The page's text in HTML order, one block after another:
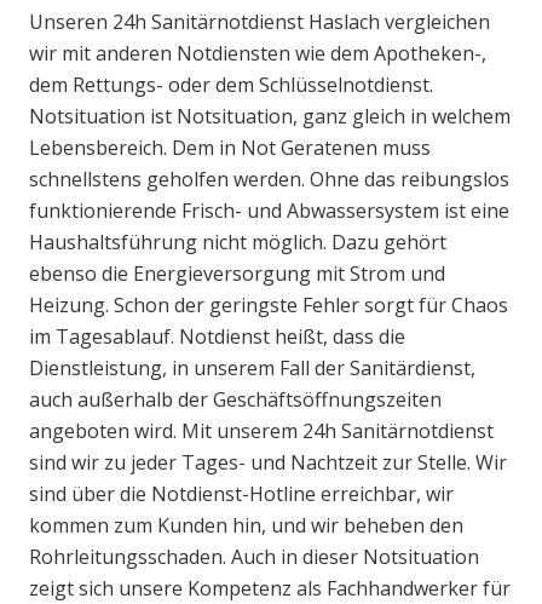
Unseren 24h Sanitärnotdienst Haslach vergleichen
wir mit anderen Notdiensten wie dem Apotheken-,
dem Rettungs- oder dem Schlüsselnotdienst.
Notsituation ist Notsituation, ganz gleich in welchem
Lebensbereich. Dem in Not Geratenen muss
schnellstens geholfen werden. Ohne das reibungslos
funktionierende Frisch- und Abwassersystem ist eine
Haushaltsführung nicht möglich. Dazu gehört
ebenso die Energieversorgung mit Strom und
Heizung. Schon der geringste Fehler sorgt für Chaos
im Tagesablauf. Notdienst heißt, dass die
Dienstleistung, in unserem Fall der Sanitärdienst,
auch außerhalb der Geschäftsöffnungszeiten
angeboten wird. Mit unserem 24h Sanitärnotdienst
sind wir zu jeder Tages- und Nachtzeit zur Stelle. Wir
sind über die Notdienst-Hotline erreichbar, wir
kommen zum Kunden hin, und wir beheben den
Rohrleitungsschaden. Auch in dieser Notsituation
zeigt sich unsere Kompetenz als Fachhandwerker für